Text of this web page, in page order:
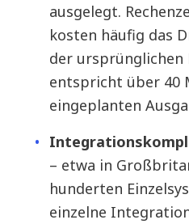
ausgelegt.
kosten häufig das
der ursprünglichen
entspricht über 40
eingeplanten
– etwa in
hunderten
einzelne